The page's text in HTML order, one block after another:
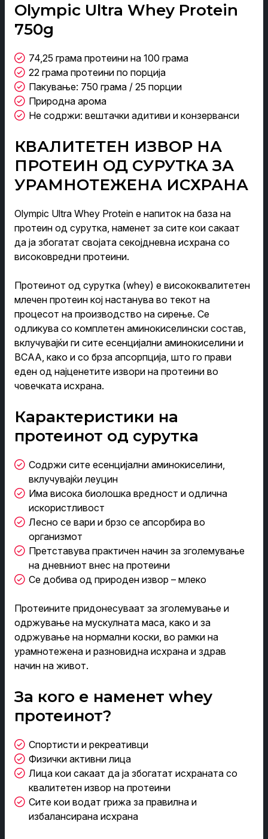
Olympic Ultra Whey Protein
750g
74,25 грама протеини на 100 грама
22 грама протеини по порција
Пакување: 750 грама / 25 порции
Природна арома
Не содржи: вештачки адитиви и конзерванси
КВАЛИТЕТЕН ИЗВОР НА
ПРОТЕИН ОД СУРУТКА ЗА
УРАМНОТЕЖЕНА ИСХРАНА
Olympic Ultra Whey Protein е напиток на база на
протеин од сурутка, наменет за сите кои сакаат
да ја збогатат својата секојдневна исхрана со
високовредни протеини.
Протеинот од сурутка (whey) е висококвалитетен
млечен протеин кој настанува во текот на
процесот на производство на сирење. Се
одликува со комплетен аминокиселински состав,
вклучувајќи ги сите есенцијални аминокиселини и
BCAA, како и со брза апсорпција, што го прави
еден од најценетите извори на протеини во
човечката исхрана.
Карактеристики на
протеинот од сурутка
Содржи сите есенцијални аминокиселини,
вклучувајќи леуцин
Има висока биолошка вредност и одлична
искористливост
Лесно се вари и брзо се апсорбира во
организмот
Претставува практичен начин за зголемување
на дневниот внес на протеини
Се добива од природен извор – млеко
Протеините придонесуваат за зголемување и
одржување на мускулната маса, како и за
одржување на нормални коски, во рамки на
урамнотежена и разновидна исхрана и здрав
начин на живот.
За кого е наменет whey
протеинот?
Спортисти и рекреативци
Физички активни лица
Лица кои сакаат да ја збогатат исхраната со
квалитетен извор на протеини
Сите кои водат грижа за правилна и
избалансирана исхрана